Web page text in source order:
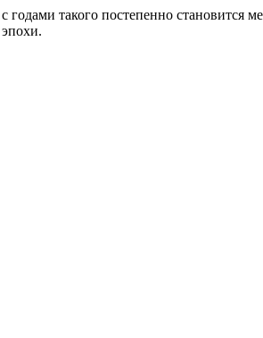
годами такого постепенно